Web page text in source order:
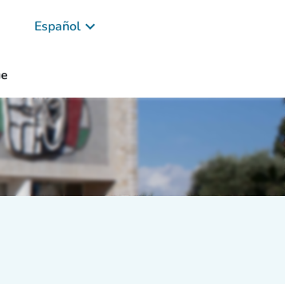
Español keyboard_arrow_down